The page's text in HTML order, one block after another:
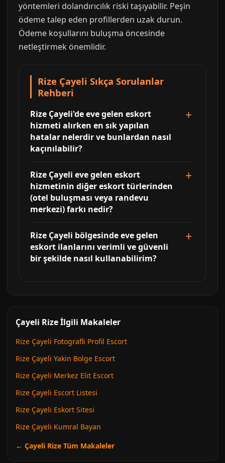
yöntemleri dolandırıcılık riski taşıyabilir. Peşin
ödeme talep eden profillerden uzak durun.
Ödeme koşullarını buluşma öncesinde
netleştirmek önemlidir.
Rize Çayeli Sıkça Sorulanlar
Rehberi
Rize Çayeli'de eve gelen eskort
hizmeti alırken en sık yapılan
hatalar nelerdir ve bunlardan nasıl
kaçınılabilir?
Rize Çayeli eve gelen eskort
hizmetinin diğer eskort türlerinden
(otel buluşması veya randevu
merkezi) farkı nedir?
Rize Çayeli bölgesinde eve gelen
eskort ilanlarını verimli ve güvenli
bir şekilde nasıl kullanabilirim?
Çayeli Rize İlgili Makaleler
Rize Çayeli Fotografli Profil Escort
Rize Çayeli Yakin Bolge Escort
Rize Çayeli Merkez Elit Escort
Rize Çayeli Escort Listesi
Rize Çayeli Eskort Sitesi
Rize Çayeli Kumral Bayan
← Çayeli Rize Tüm Makaleler